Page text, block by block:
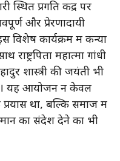
स्थित प्रगति केंद्र पर
और प्रेरणादायी
विशेष कार्यक्रम में कन्या
महात्मा गांधी
शास्त्री की जयंती भी
यह आयोजन न केवल
था, बल्कि समाज में
का संदेश देने का भी